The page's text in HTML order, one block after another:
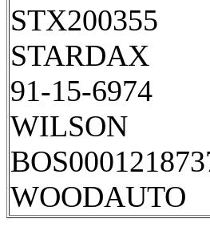
STX200355
STARDAX
91-15-6974
WILSON
WOODAUTO